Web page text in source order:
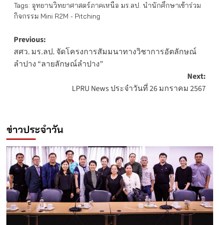
Tags: อุทยานวิทยาศาสตร์ภาคเหนือ มร.ลป. นำนักศึกษาเข้าร่วม
กิจกรรม Mini R2M - Pitching
Post
navigation
Previous:
สศว. มร.ลป. จัดโครงการสัมมนาทางวิชาการอัตลักษณ์
ลำปาง “ลายลักษณ์ลำปาง”
Next:
LPRU News ประจำวันที่ 26 มกราคม 2567
ข่าวประจำวัน